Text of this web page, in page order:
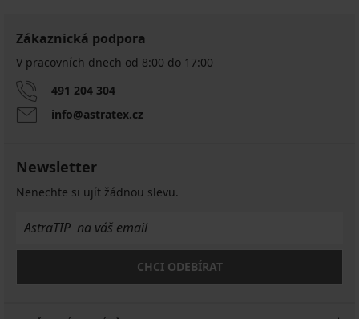
Zákaznická podpora
V pracovních dnech od 8:00 do 17:00
491 204 304
info@astratex.cz
Newsletter
Nenechte si ujít žádnou slevu.
CHCI ODEBÍRAT